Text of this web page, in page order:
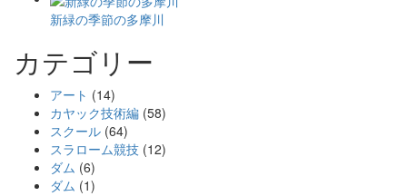
新緑の季節の多摩川
カテゴリー
アート (14)
カヤック技術編 (58)
スクール (64)
スラローム競技 (12)
ダム (6)
ダム (1)